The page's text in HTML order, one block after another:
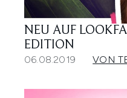
NEU AUF
EDITION
06.08.2019 VON